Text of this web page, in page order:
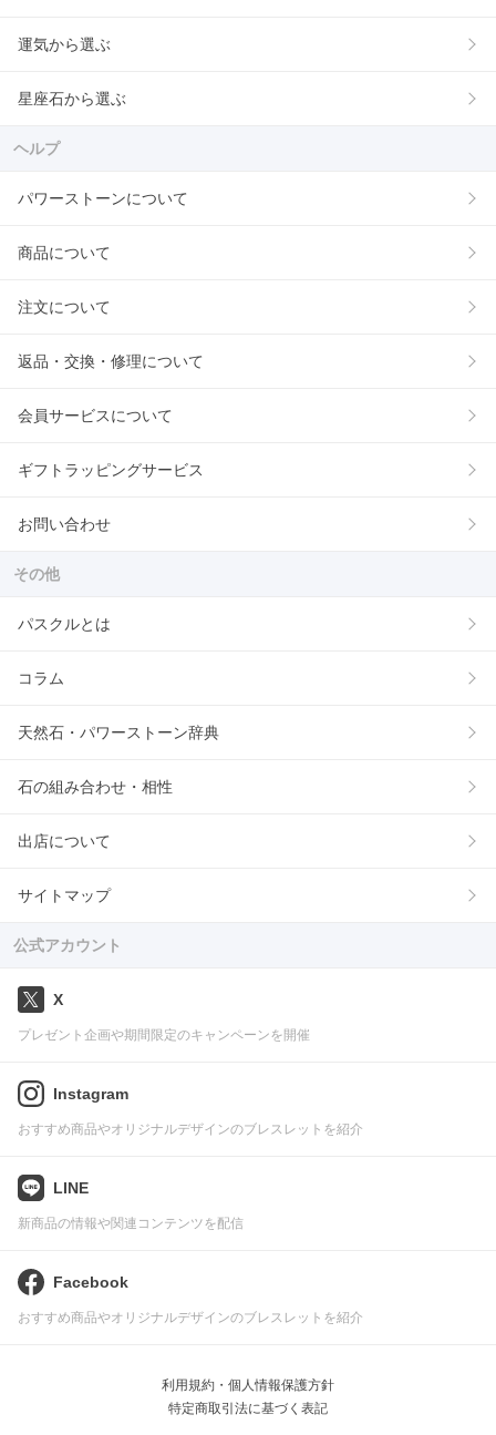
運気から選ぶ
星座石から選ぶ
ヘルプ
パワーストーンについて
商品について
注文について
返品・交換・修理について
会員サービスについて
ギフトラッピングサービス
お問い合わせ
その他
パスクルとは
コラム
天然石・パワーストーン辞典
石の組み合わせ・相性
出店について
サイトマップ
公式アカウント
X
プレゼント企画や期間限定のキャンペーンを開催
Instagram
おすすめ商品やオリジナルデザインのブレスレットを紹介
LINE
新商品の情報や関連コンテンツを配信
Facebook
おすすめ商品やオリジナルデザインのブレスレットを紹介
利用規約・個人情報保護方針
特定商取引法に基づく表記